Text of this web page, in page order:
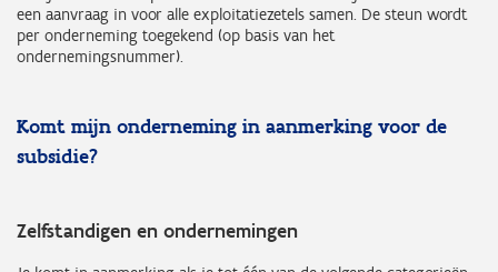
een aanvraag in voor alle exploitatiezetels samen. De steun wordt
per onderneming toegekend (op basis van het
ondernemingsnummer).
Komt mijn onderneming in aanmerking voor de
subsidie?
Zelfstandigen en ondernemingen